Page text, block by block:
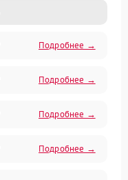
Подробнее →
Подробнее →
Подробнее →
Подробнее →